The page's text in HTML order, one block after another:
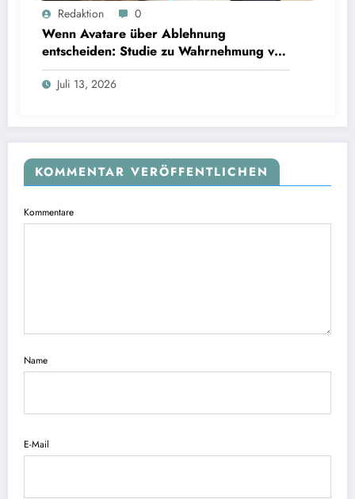
Wenn Avatare über Ablehnung entscheiden: Studie zu Wahrnehmung von Fairness bei KI-
InterviewsRedaktion 0
Wenn Avatare über Ablehnung
entscheiden: Studie zu Wahrnehmung von
Fairness bei KI-Interviews
Juli 13, 2026
KOMMENTAR VERÖFFENTLICHEN
Kommentare
Name
E-Mail